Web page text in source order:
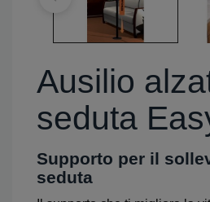
Ausilio
seduta
Supporto per il
seduta